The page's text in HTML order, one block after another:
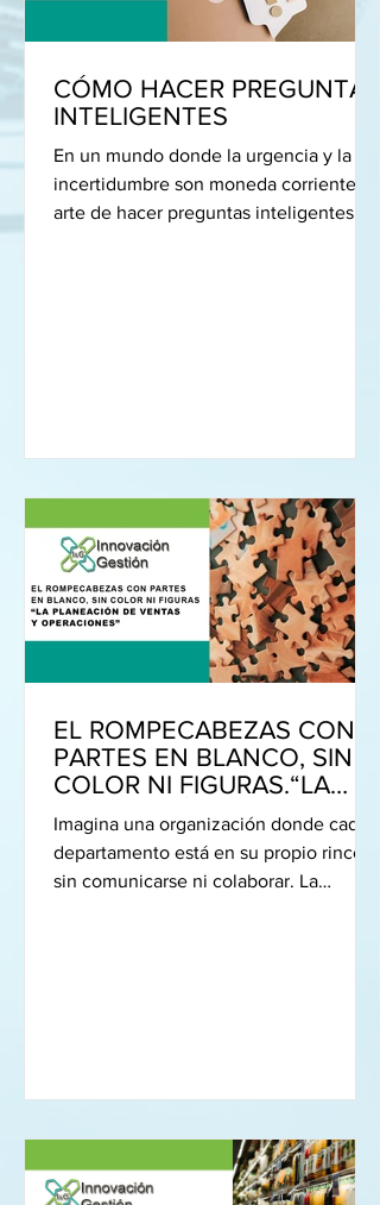
CÓMO HACER PREGUNTAS
INTELIGENTES
En un mundo donde la urgencia y la
incertidumbre son moneda corriente, el
arte de hacer preguntas inteligentes se
EL ROMPECABEZAS CON
PARTES EN BLANCO, SIN
COLOR NI FIGURAS.“LA
PLANEACIÓN DE VENTAS Y
OPERACIONES”.
Imagina una organización donde cada
departamento está en su propio rincón,
sin comunicarse ni colaborar. La